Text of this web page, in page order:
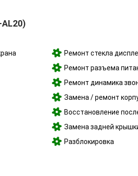
Ремонт стекла
Ремонт разъема
Ремонт динамика
Замена / ремонт
Восстановление
Замена задней
Разблокировка